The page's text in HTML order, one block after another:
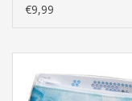
€9,99